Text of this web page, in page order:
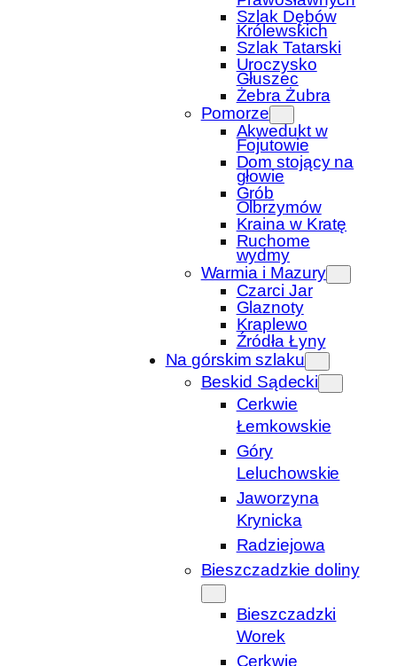
Szlak Dębów
Królewskich
Szlak Tatarski
Uroczysko
Głuszec
Żebra Żubra
Pomorze
Akwedukt w
Fojutowie
Dom stojący na
głowie
Grób
Olbrzymów
Kraina w Kratę
Ruchome
wydmy
Warmia i Mazury
Czarci Jar
Glaznoty
Kraplewo
Źródła Łyny
Na górskim szlaku
Beskid Sądecki
Cerkwie
Łemkowskie
Góry
Leluchowskie
Jaworzyna
Krynicka
Radziejowa
Bieszczadzkie doliny
Bieszczadzki
Worek
Cerkwie